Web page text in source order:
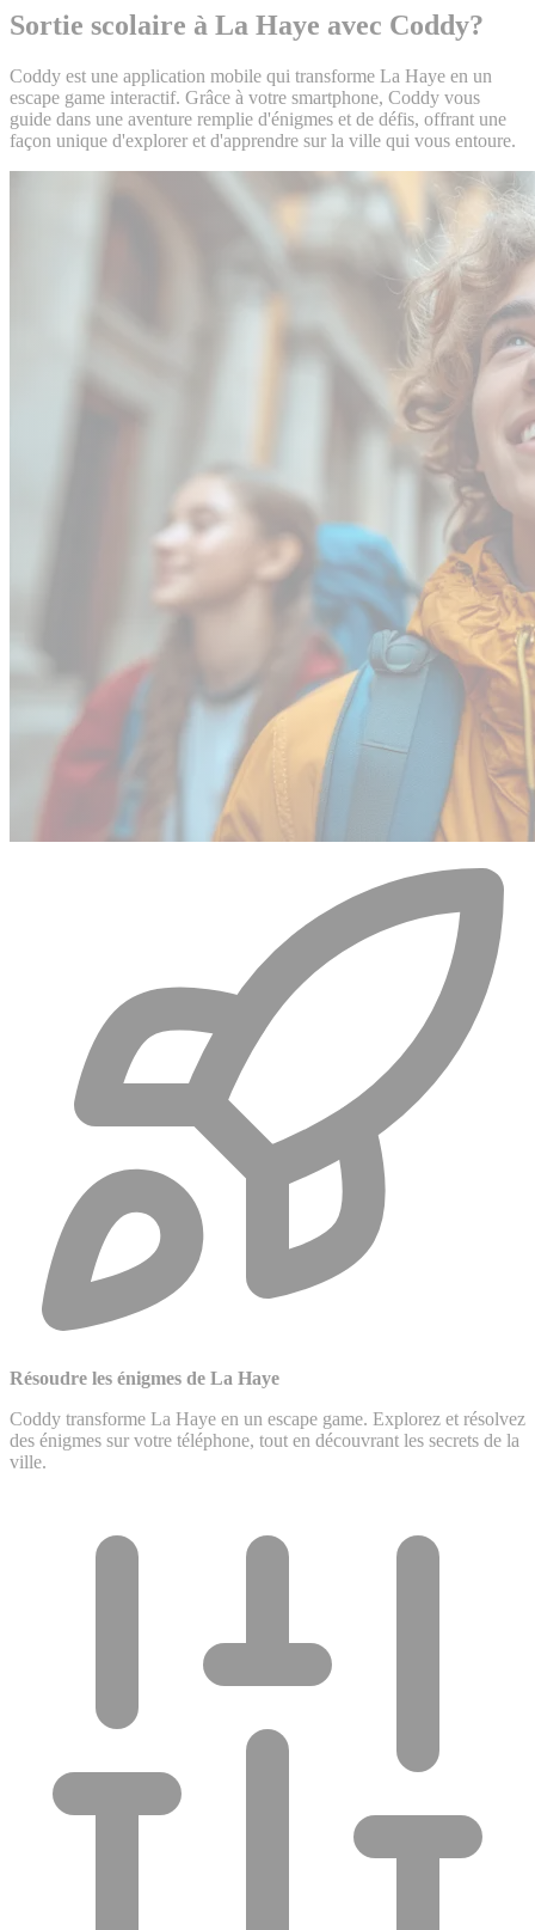
Sortie scolaire à La Haye avec Coddy?
Coddy est une application mobile qui transforme La Haye en un
escape game interactif. Grâce à votre smartphone, Coddy vous
guide dans une aventure remplie d'énigmes et de défis, offrant une
façon unique d'explorer et d'apprendre sur la ville qui vous entoure.
Résoudre les énigmes de La Haye
Coddy transforme La Haye en un escape game. Explorez et résolvez
des énigmes sur votre téléphone, tout en découvrant les secrets de la
ville.